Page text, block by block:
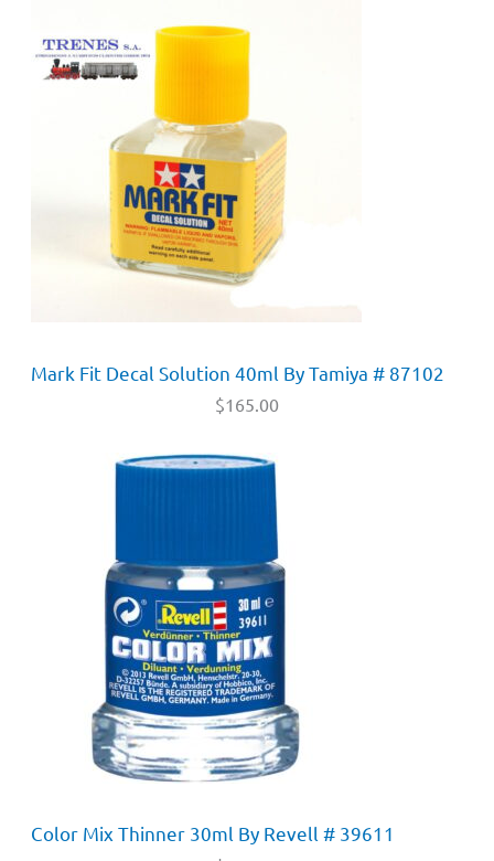
Mark Fit Decal Solution 40ml By Tamiya # 87102
$165.00
Color Mix Thinner 30ml By Revell # 39611